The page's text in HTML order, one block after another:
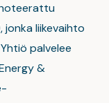
jonka liikevaihto
palvelee
&